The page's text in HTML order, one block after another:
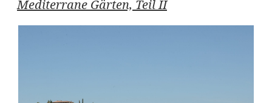
Mediterrane Gärten, Teil II